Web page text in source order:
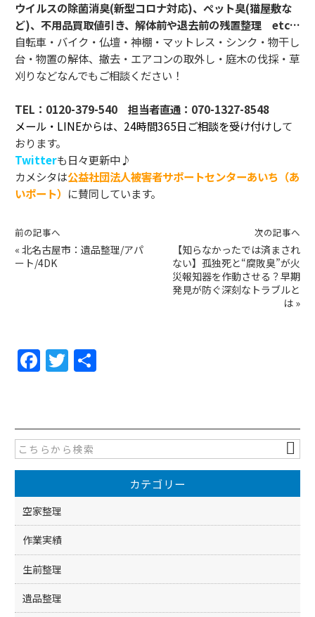
ウイルスの除菌消臭(新型コロナ対応)、ペット臭(猫屋敷な
ど)、不用品買取値引き、解体前や退去前の残置整理 etc…
自転車・バイク・仏壇・神棚・マットレス・シンク・物干し
台・物置の解体、撤去・エアコンの取外し・庭木の伐採・草
刈りなどなんでもご相談ください！
TEL： 0120-379-540 担当者直通： 070-1327-8548
メール・LINEからは、24時間365日ご相談を受け付けして
おります。
Twitterも日々更新中♪
カメシタは公益社団法人被害者サポートセンターあいち（あ
いポート） に賛同しています。
前の記事へ
« 北名古屋市：遺品整理/アパ
ート/4DK
次の記事へ
【知らなかったでは済まされ
ない】孤独死と“腐敗臭”が火
災報知器を作動させる？早期
発見が防ぐ深刻なトラブルと
は »
F
a
e
b
o
o
k
T
w
er
カテゴリー
空家整理
作業実績
生前整理
遺品整理